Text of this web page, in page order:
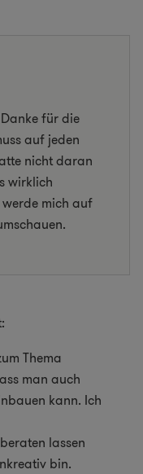
für die
auf jeden
nicht daran
wirklich
mich auf
Thema
man auch
kann. Ich
lassen
bin.